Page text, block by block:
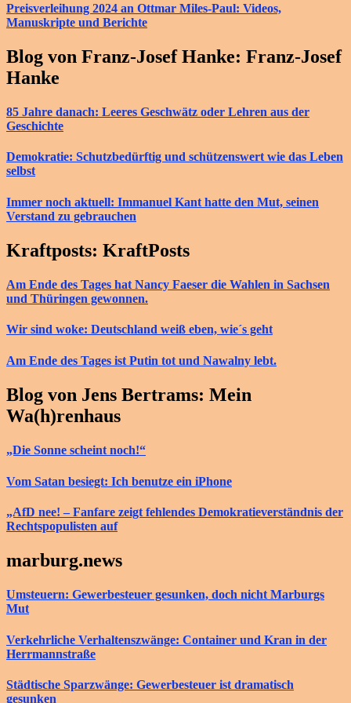
Preisverleihung 2024 an Ottmar Miles-Paul: Videos,
Manuskripte und Berichte
Blog von Franz-Josef Hanke: Franz-Josef
Hanke
85 Jahre danach: Leeres Geschwätz oder Lehren aus der
Geschichte
Demokratie: Schutzbedürftig und schützenswert wie das Leben
selbst
Immer noch aktuell: Immanuel Kant hatte den Mut, seinen
Verstand zu gebrauchen
Kraftposts: KraftPosts
Am Ende des Tages hat Nancy Faeser die Wahlen in Sachsen
und Thüringen gewonnen.
Wir sind woke: Deutschland weiß eben, wie´s geht
Am Ende des Tages ist Putin tot und Nawalny lebt.
Blog von Jens Bertrams: Mein
Wa(h)renhaus
„Die Sonne scheint noch!“
Vom Satan besiegt: Ich benutze ein iPhone
„AfD nee! – Fanfare zeigt fehlendes Demokratieverständnis der
Rechtspopulisten auf
marburg.news
Umsteuern: Gewerbesteuer gesunken, doch nicht Marburgs
Mut
Verkehrliche Verhaltenszwänge: Container und Kran in der
Herrmannstraße
Städtische Sparzwänge: Gewerbesteuer ist dramatisch
gesunken